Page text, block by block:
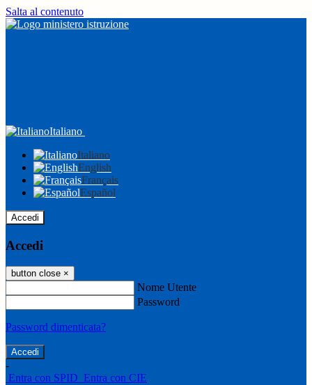
Salta al contenuto
Italiano
Italiano
English
Français
Español
Accedi
Accedi
button close ×
Nome Utente
Password
Password dimenticata?
-
Entra con SPID Entra con CIE